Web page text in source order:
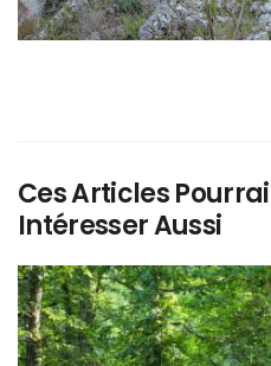
Ces Articles
Intéresser Aussi